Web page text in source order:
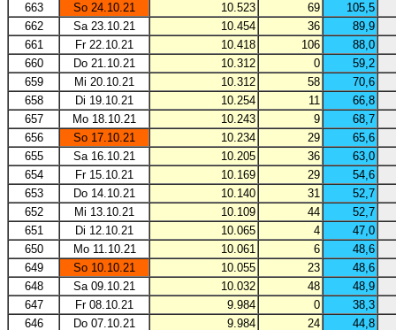
663
So 24.10.21 10.523 69
105,5
662
Sa 23.10.21 10.454 36
89,9
661
Fr 22.10.21 10.418 106
88,0
660
Do 21.10.21 10.312 0
59,2
659
Mi 20.10.21 10.312 58
70,6
658
Di 19.10.21 10.254 11
66,8
657
Mo 18.10.21 10.243 9
68,7
656
So 17.10.21 10.234 29
65,6
655
Sa 16.10.21 10.205 36
63,0
654
Fr 15.10.21 10.169 29
54,6
653
Do 14.10.21 10.140 31
52,7
652
Mi 13.10.21 10.109 44
52,7
651
Di 12.10.21 10.065 4
47,0
650
Mo 11.10.21 10.061 6
48,6
649
So 10.10.21 10.055 23
48,6
648
Sa 09.10.21 10.032 48
48,9
647
Fr 08.10.21 9.984 0
38,3
646
Do 07.10.21 9.984 24 44,8